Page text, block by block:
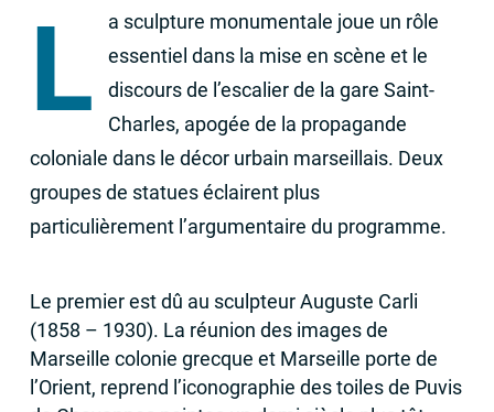
L
a sculpture monumentale joue un rôle
essentiel dans la mise en scène et le
discours de l’escalier de la gare Saint-
Charles, apogée de la propagande
coloniale dans le décor urbain marseillais. Deux
groupes de statues éclairent plus
particulièrement l’argumentaire du programme.
Le premier est dû au sculpteur Auguste Carli
(1858 – 1930). La réunion des images de
Marseille colonie grecque et Marseille porte de
l’Orient, reprend l’iconographie des toiles de Puvis